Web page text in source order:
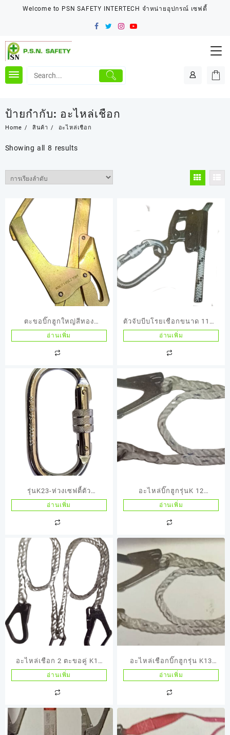
Welcome to PSN SAFETY INTERTECH จำหน่ายอุปกรณ์ เซฟตี้
ป้ายกำกับ: อะไหล่เชือก
Home สินค้า อะไหล่เชือก
Showing all 8 results
ตะขอบิ๊กฮูกใหญ่สีทอง
รุ่นK22.5
อ่านเพิ่ม
ตัวจับบีบโรยเชือกขนาด 11มิล
เชือก กลมไร้ลายรุ่นK20
อ่านเพิ่ม
รุ่นK23-ห่วงเซฟตี้ตัว
โอKarabine
อ่านเพิ่ม
อะไหล่บิ๊กฮูกรุ่นK 12
Lanyards+karabiner
อ่านเพิ่ม
อะไหล่เชือก 2 ตะขอคู่ K14
Double+Lanyards
อ่านเพิ่ม
อะไหล่เชือกบิ๊กฮูกรุ่น K13
Lanyards+D-ring
อ่านเพิ่ม